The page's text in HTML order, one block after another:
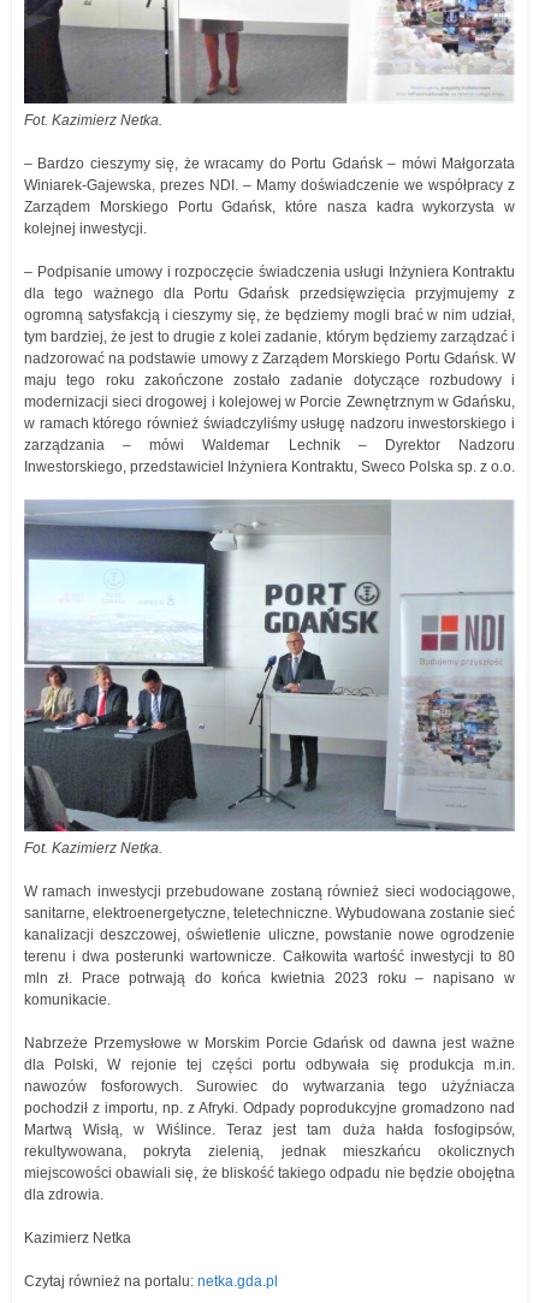
Fot. Kazimierz Netka.
– Bardzo cieszymy się, że wracamy do Portu Gdańsk – mówi Małgorzata
Winiarek-Gajewska, prezes NDI. – Mamy doświadczenie we współpracy z
Zarządem Morskiego Portu Gdańsk, które nasza kadra wykorzysta w
kolejnej inwestycji.
– Podpisanie umowy i rozpoczęcie świadczenia usługi Inżyniera Kontraktu
dla tego ważnego dla Portu Gdańsk przedsięwzięcia przyjmujemy z
ogromną satysfakcją i cieszymy się, że będziemy mogli brać w nim udział,
tym bardziej, że jest to drugie z kolei zadanie, którym będziemy zarządzać i
nadzorować na podstawie umowy z Zarządem Morskiego Portu Gdańsk. W
maju tego roku zakończone zostało zadanie dotyczące rozbudowy i
modernizacji sieci drogowej i kolejowej w Porcie Zewnętrznym w Gdańsku,
w ramach którego również świadczyliśmy usługę nadzoru inwestorskiego i
zarządzania – mówi Waldemar Lechnik – Dyrektor Nadzoru
Inwestorskiego, przedstawiciel Inżyniera Kontraktu, Sweco Polska sp. z o.o.
Fot. Kazimierz Netka.
W ramach inwestycji przebudowane zostaną również sieci wodociągowe,
sanitarne, elektroenergetyczne, teletechniczne. Wybudowana zostanie sieć
kanalizacji deszczowej, oświetlenie uliczne, powstanie nowe ogrodzenie
terenu i dwa posterunki wartownicze. Całkowita wartość inwestycji to 80
mln zł. Prace potrwają do końca kwietnia 2023 roku – napisano w
komunikacie.
Nabrzeże Przemysłowe w Morskim Porcie Gdańsk od dawna jest ważne
dla Polski, W rejonie tej części portu odbywała się produkcja m.in.
nawozów fosforowych. Surowiec do wytwarzania tego użyźniacza
pochodził z importu, np. z Afryki. Odpady poprodukcyjne gromadzono nad
Martwą Wisłą, w Wiślince. Teraz jest tam duża hałda fosfogipsów,
rekultywowana, pokryta zielenią, jednak mieszkańcu okolicznych
miejscowości obawiali się, że bliskość takiego odpadu nie będzie obojętna
dla zdrowia.
Kazimierz Netka
Czytaj również na portalu: netka.gda.pl